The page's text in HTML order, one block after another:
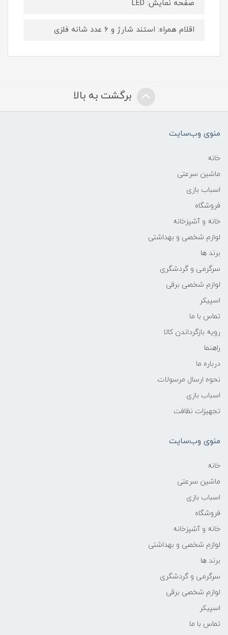
صفحه نمایش: LED
اقلام همراه: استند شارژ و 6 عدد شانه فلزی
برگشت به بالا
منوی وب‌سایت
خانه
ماشین سرعتی
اسباب بازی
فروشگاه
خانه و آشپزخانه
لوازم شخصی و بهداشتی
برند ها
سرگرمی و گردشگری
لوازم شخصی برقی
اسپیکر
تماس با ما
رویه بازگرداندن کالا
راهنما
درباره ما
نحوه ارسال مرسولات
اسباب بازی
تجهیزات نظافت
منوی وب‌سایت
خانه
ماشین سرعتی
اسباب بازی
فروشگاه
خانه و آشپزخانه
لوازم شخصی و بهداشتی
برند ها
سرگرمی و گردشگری
لوازم شخصی برقی
اسپیکر
تماس با ما